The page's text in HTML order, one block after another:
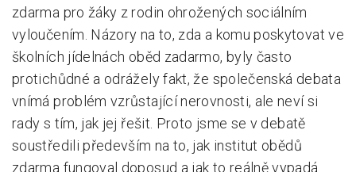
zdarma pro žáky z rodin ohrožených sociálním
vyloučením. Názory na to, zda a komu poskytovat ve
školních jídelnách oběd zadarmo, byly často
protichůdné a odrážely fakt, že společenská debata
vnímá problém vzrůstající nerovnosti, ale neví si
rady s tím, jak jej řešit. Proto jsme se v debatě
soustředili především na to, jak institut obědů
zdarma fungoval doposud a jak to reálně vypadá